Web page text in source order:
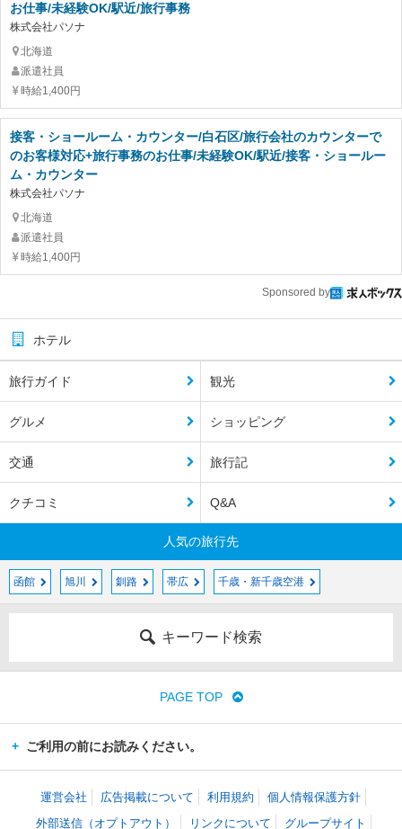
お仕事/未経験OK/駅近/旅行事務
株式会社パソナ
北海道
派遣社員
時給1,400円
接客・ショールーム・カウンター/白石区/旅行会社のカウンターで
のお客様対応+旅行事務のお仕事/未経験OK/駅近/接客・ショールー
ム・カウンター
株式会社パソナ
北海道
派遣社員
時給1,400円
Sponsored by
ホテル
旅行ガイド 観光
グルメ ショッピング
交通 旅行記
クチコミ Q&A
人気の旅行先
函館 旭川 釧路 帯広 千歳・新千歳空港
キーワード検索
PAGE TOP
ご利用の前にお読みください。
運営会社 広告掲載について 利用規約
個人情報保護方針
外部送信（オプトアウト）
リンクについて グループサイト